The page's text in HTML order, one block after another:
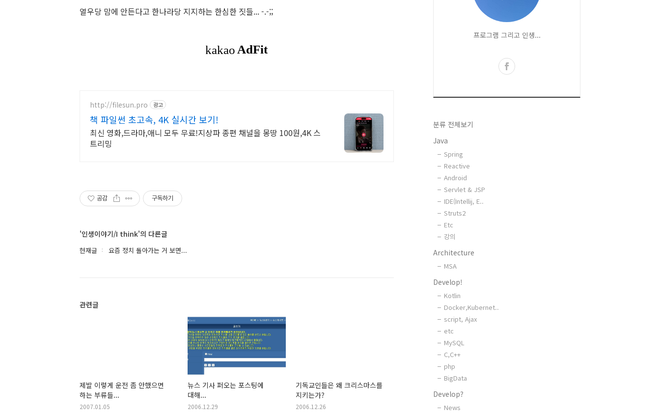
열우당 맘에 안든다고 한나라당 지지하는 한심한 짓들... -.-;;
http://filesun.pro 광고
책 파일썬 초고속, 4K 실시간 보기!
최신 영화,드라마,애니 모두 무료!지상파 종편 채널을 몽땅 100원,4K 스
트리밍
공감 구독하기
'인생이야기/I think'의 다른글
현재글 요즘 정치 돌아가는 거 보면...
관련글
제발 이렇게 운전 좀 안했으면
하는 부류들...
2007.01.05
뉴스 기사 퍼오는 포스팅에
대해...
2006.12.29
기독교인들은 왜 크리스마스를
지키는가?
2006.12.26
프로그램 그리고 인생...
분류 전체보기
Java
Spring
Reactive
Android
Servlet & JSP
IDE(Intellij, E..
Struts2
Etc
강의
Architecture
MSA
Develop!
Kotlin
Docker,Kubernet..
script, Ajax
etc
MySQL
C,C++
php
BigData
Develop?
News